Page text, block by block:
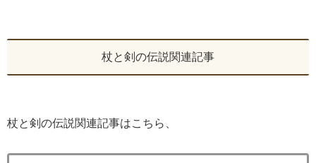
杖と剣の伝説関連記事
杖と剣の伝説関連記事はこちら、